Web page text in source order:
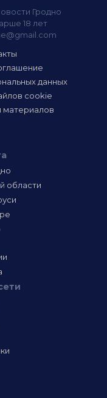
Гродно
18 лет
данных
cookie
материалов
области